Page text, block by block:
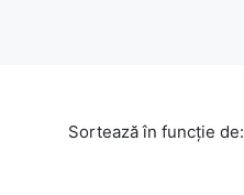
Sortează în funcție de: